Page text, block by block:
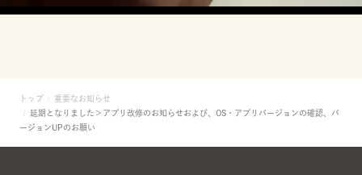
トップ
重要なお知らせ
延期となりました＞アプリ改修のお知らせおよび、OS・アプリバージョンの確認、バ
ージョンUPのお願い